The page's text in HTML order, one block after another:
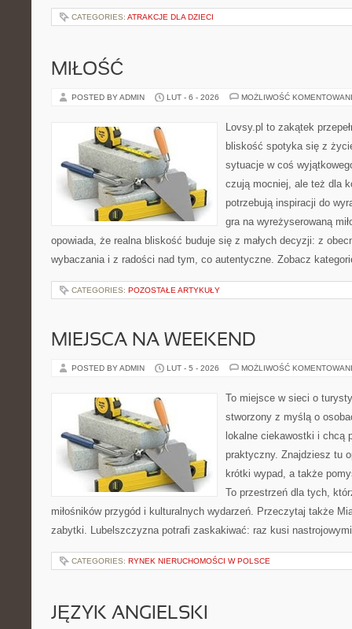
CATEGORIES: ATRAKCJE DLA DZIECI
MIŁOŚĆ
POSTED BY ADMIN LUT - 6 - 2026 MOŻLIWOŚĆ
Lovsy.pl to zakątek
bliskość spotyka się z
sytuacje w coś
czują mocniej, ale też dla
potrzebują inspiracji do
gra na wyreżyserowaną
opowiada, że realna bliskość buduje się z małych decyzji: z
wybaczania i z radości nad tym, co autentyczne. Zobacz
CATEGORIES: POZOSTAŁE ARTYKUŁY
MIEJSCA NA WEEKEND
POSTED BY ADMIN LUT - 5 - 2026 MOŻLIWOŚĆ
To miejsce w sieci o
stworzony z myślą o
lokalne ciekawostki i chcą
praktyczny. Znajdziesz tu
krótki wypad, a także
To przestrzeń dla tych,
miłośników przygód i kulturalnych wydarzeń. Przeczytaj także
zabytki. Lubelszczyzna potrafi zaskakiwać: raz kusi
CATEGORIES: RYNEK NIERUCHOMOŚCI W POLSCE
JĘZYK ANGIELSKI